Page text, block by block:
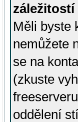
záležitostí
Měli byste
nemůžete
se na
(zkuste
oddělení